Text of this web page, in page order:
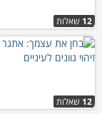
12 שאלות
12 שאלות